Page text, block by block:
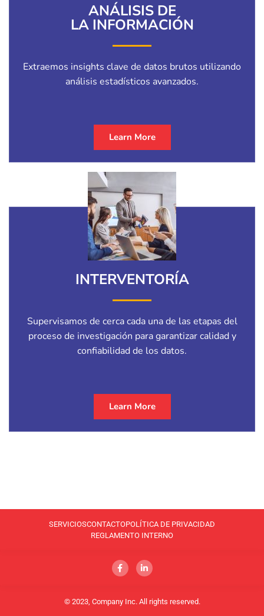
ANÁLISIS DE
LA INFORMACIÓN
Extraemos insights clave de datos brutos utilizando
análisis estadísticos avanzados.
Learn More
INTERVENTORÍA
Supervisamos de cerca cada una de las etapas del
proceso de investigación para garantizar calidad y
confiabilidad de los datos.
Learn More
© 2023, Company Inc. All rights reserved.
SERVICIOSCONTACTOPOLÍTICA DE PRIVACIDAD
REGLAMENTO INTERNO